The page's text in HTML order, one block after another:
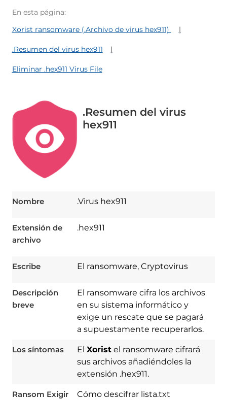
En esta página:
Xorist ransomware (.Archivo de virus hex911)
.Resumen del virus hex911
Eliminar .hex911 Virus File
.Resumen del virus
hex911
Nombre .Virus hex911
Extensión de
archivo
.hex911
Escribe El ransomware, Cryptovirus
Descripción
breve
El ransomware cifra los archivos
en su sistema informático y
exige un rescate que se pagará
a supuestamente recuperarlos.
Los síntomas El Xoristel ransomware cifrará
sus archivos añadiéndoles la
extensión .hex911.
Ransom Exigir
Cómo descifrar lista.txt